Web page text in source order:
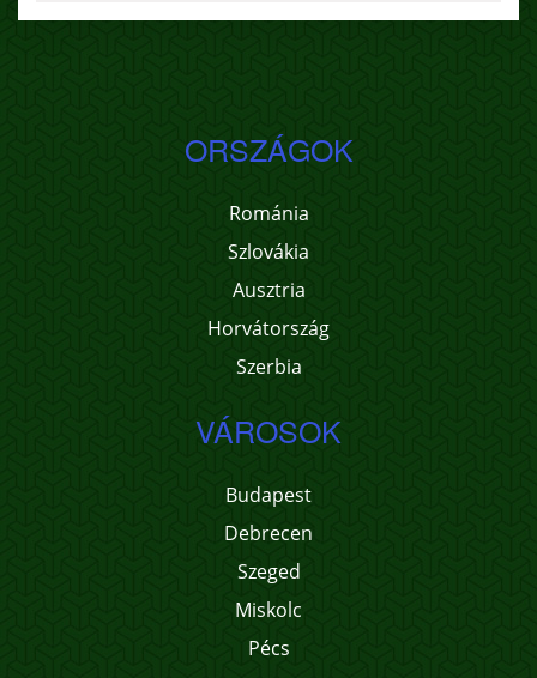
ORSZÁGOK
Románia
Szlovákia
Ausztria
Horvátország
Szerbia
VÁROSOK
Budapest
Debrecen
Szeged
Miskolc
Pécs